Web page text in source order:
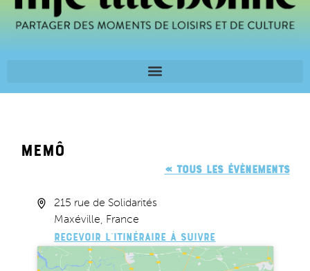
Memô
« Tous les Évènements
Adresse
215 rue de Solidarités
Maxéville
France
Recevoir l’Itinéraire à suivre